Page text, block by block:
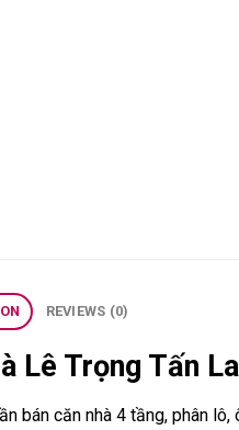
REVIEWS (0)
Lê Trọng Tấn
bán căn nhà 4 tầng, phân